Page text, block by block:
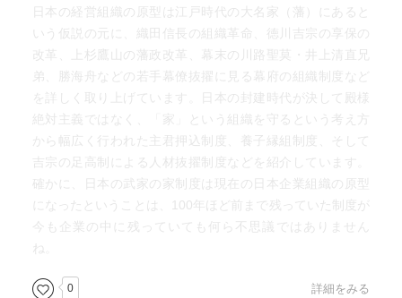
日本の経営組織の原型は江戸時代の大名家（藩）にあると
いう仮説の元に、織田信長の組織革命、徳川吉宗の享保の
改革、上杉鷹山の藩政改革、幕末の川路聖莫・井上清直兄
弟、勝海舟などの若手幕僚抜擢に見る幕府の組織制度など
を詳しく取り上げています。日本の封建時代が決して殿様
絶対主義ではなく、「家」という組織を守るという考え方
から幅広く行われた主君押込制度、養子縁組制度、そして
吉宗の足高制による人材抜擢制度などを紹介しています。
確かに、日本の武家の家制度は現在の日本企業組織の原型
になったということは、100年ほど前まで残っていた制度が
今も企業の中に残っていても何ら不思議ではありません
ね。
0 詳細をみる